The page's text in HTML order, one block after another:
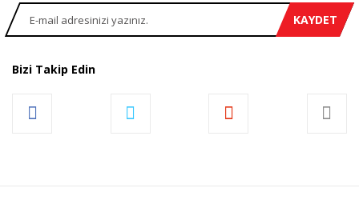
KAYDET
Bizi Takip Edin